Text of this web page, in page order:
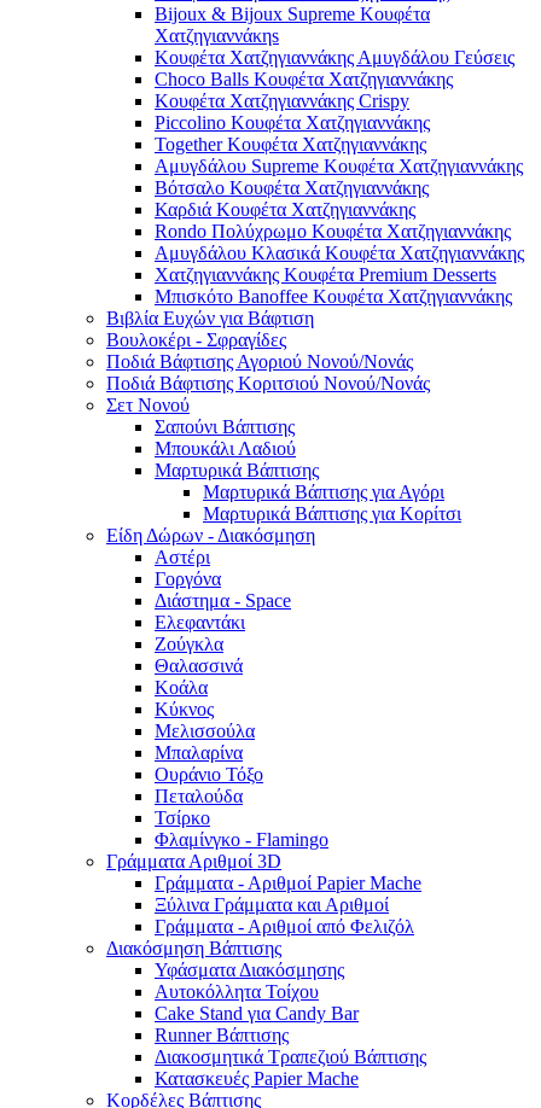
Bijoux & Bijoux Supreme Κουφέτα
Χατζηγιαννάκηs
Κουφέτα Χατζηγιαννάκης Αμυγδάλου Γεύσεις
Choco Balls Κουφέτα Χατζηγιαννάκης
Κουφέτα Χατζηγιαννάκης Crispy
Piccolino Κουφέτα Χατζηγιαννάκης
Together Κουφέτα Χατζηγιαννάκης
Αμυγδάλου Supreme Κουφέτα Χατζηγιαννάκης
Βότσαλο Κουφέτα Χατζηγιαννάκης
Καρδιά Κουφέτα Χατζηγιαννάκης
Rondo Πολύχρωμο Κουφέτα Χατζηγιαννάκης
Αμυγδάλου Κλασικά Κουφέτα Χατζηγιαννάκης
Χατζηγιαννάκης Κουφέτα Premium Desserts
Μπισκότο Banoffee Κουφέτα Χατζηγιαννάκης
Βιβλία Ευχών για Βάφτιση
Βουλοκέρι - Σφραγίδες
Ποδιά Βάφτισης Αγοριού Νονού/Νονάς
Ποδιά Βάφτισης Κοριτσιού Νονού/Νονάς
Σετ Νονού
Σαπούνι Βάπτισης
Μπουκάλι Λαδιού
Μαρτυρικά Βάπτισης
Μαρτυρικά Βάπτισης για Αγόρι
Μαρτυρικά Βάπτισης για Κορίτσι
Είδη Δώρων - Διακόσμηση
Αστέρι
Γοργόνα
Διάστημα - Space
Ελεφαντάκι
Ζούγκλα
Θαλασσινά
Κοάλα
Κύκνος
Μελισσούλα
Μπαλαρίνα
Ουράνιο Τόξο
Πεταλούδα
Τσίρκο
Φλαμίνγκο - Flamingo
Γράμματα Αριθμοί 3D
Γράμματα - Αριθμοί Papier Mache
Ξύλινα Γράμματα και Αριθμοί
Γράμματα - Αριθμοί από Φελιζόλ
Διακόσμηση Βάπτισης
Υφάσματα Διακόσμησης
Αυτοκόλλητα Τοίχου
Cake Stand για Candy Bar
Runner Βάπτισης
Διακοσμητικά Τραπεζιού Βάπτισης
Κατασκευές Papier Mache
Κορδέλες Βάπτισης